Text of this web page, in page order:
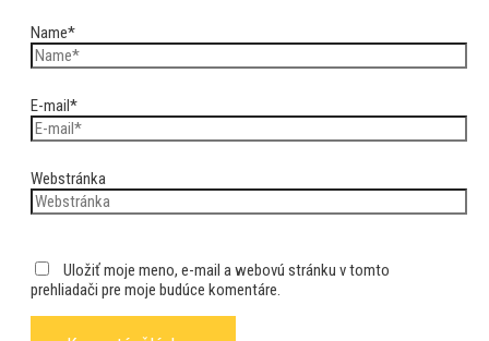
Name*
E-mail*
Webstránka
Uložiť moje meno, e-mail a webovú stránku v tomto
prehliadači pre moje budúce komentáre.